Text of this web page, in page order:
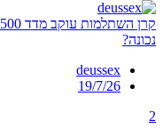
נכונה?
deussex
19/7/26
2